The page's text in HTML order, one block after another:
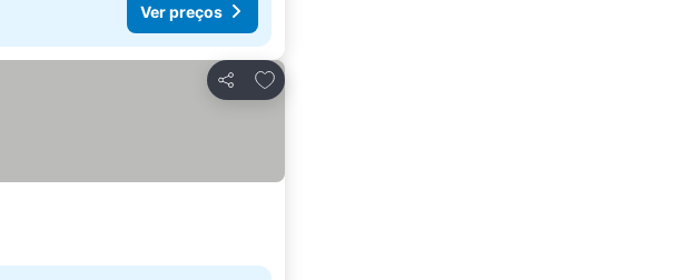
Ver preços
Partilhar
Adicionar aos favoritos